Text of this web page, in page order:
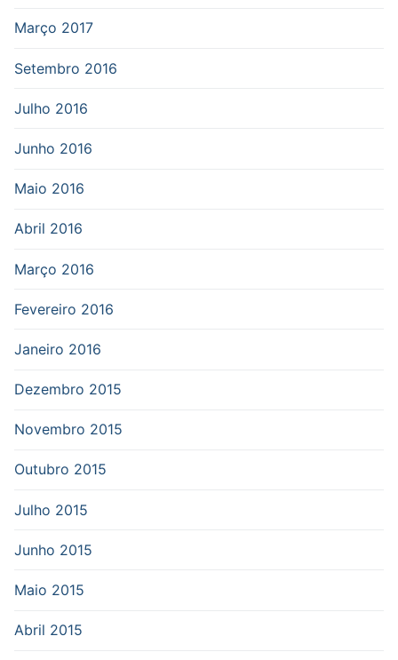
Março 2017
Setembro 2016
Julho 2016
Junho 2016
Maio 2016
Abril 2016
Março 2016
Fevereiro 2016
Janeiro 2016
Dezembro 2015
Novembro 2015
Outubro 2015
Julho 2015
Junho 2015
Maio 2015
Abril 2015